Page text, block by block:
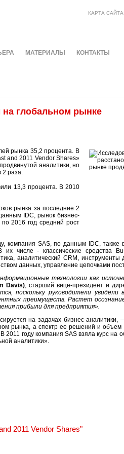
КАРТА САЙТА
МАТЕРИАЛЫ КОНТАКТЫ
на глобальном рынке
рынка 35,2 процента. В
and 2011 Vendor Shares»
аналитики, но
2 раза.
13,3 процента. В 2010
рынка за последние 2
IDC, рынок бизнес-
2016 год средний рост
компания SAS, по данным IDC, также
числе - классические средства
аналитический CRM, инструменты
данных, управление цепочками
технологии как
Davis), старший вице-президент и
поскольку руководители увидели
преимуществ. Растет
прибыли для предприятия».
на задачах бизнес-аналитики,
рынка, а спектр ее решений и
году компания SAS взяла курс на
аналитики».
2011 Vendor Shares"